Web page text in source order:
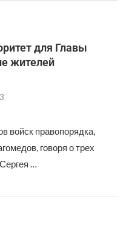
для Главы
жителей
войск правопорядка,
говоря о трех
…